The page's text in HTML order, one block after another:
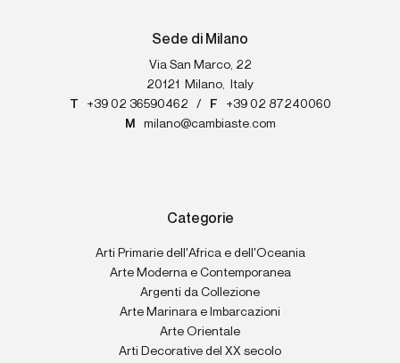
Sede di Milano
Via San Marco, 22
20121
Milano
Italy
T
+39 02 36590462 / F
+39 02 87240060
M
milano@cambiaste.com
Categorie
Arti Primarie dell'Africa e dell'Oceania
Arte Moderna e Contemporanea
Argenti da Collezione
Arte Marinara e Imbarcazioni
Arte Orientale
Arti Decorative del XX secolo